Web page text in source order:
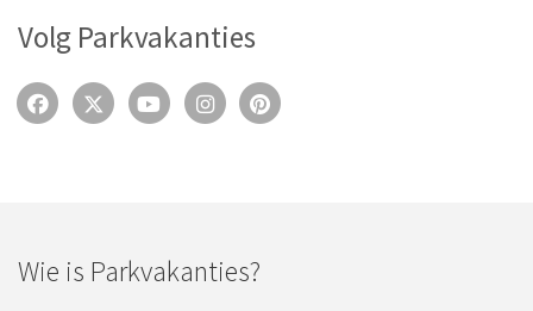
Volg Parkvakanties
Wie is Parkvakanties?